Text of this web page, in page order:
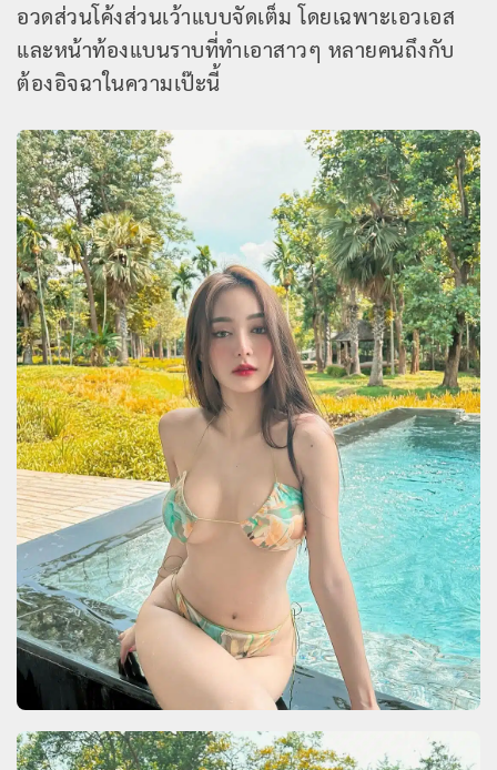
อวดส่วนโค้งส่วนเว้าแบบจัดเต็ม โดยเฉพาะเอวเอส
และหน้าท้องแบนราบที่ทำเอาสาวๆ หลายคนถึงกับ
ต้องอิจฉาในความเป๊ะนี้